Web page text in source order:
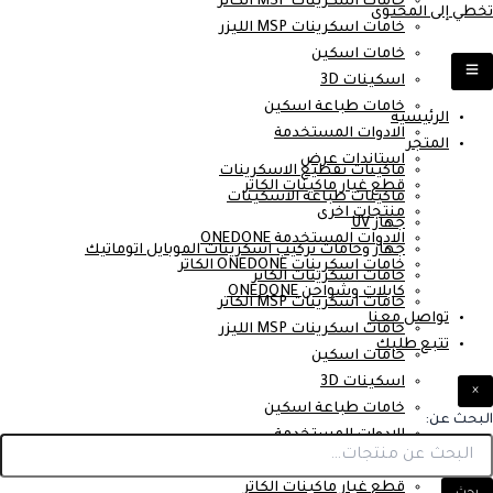
تخطي إلى المحتوى
الرئيسية
المتجر
ماكينات تقطيع الاسكرينات
ماكينات طباعة الاسكينات
جهاز UV
جهاز وخامات تركيب اسكرينات الموبايل اتوماتيك
خامات اسكرينات الكاتر
خامات اسكرينات MSP الكاتر
خامات اسكرينات MSP الليزر
خامات اسكين
اسكينات 3D
خامات طباعة اسكين
الادوات المستخدمة
استاندات عرض
قطع غيار ماكينات الكاتر
خامات اسكرينات MSP الليزر
خامات اسكين
اسكينات 3D
خامات طباعة اسكين
الادوات المستخدمة
استاندات عرض
قطع غيار ماكينات الكاتر
منتجات اخرى
الادوات المستخدمة ONEDONE
خامات اسكرينات ONEDONE الكاتر
كابلات وشواحن ONEDONE
تواصل معنا
تتبع طلبك
×
البحث عن: